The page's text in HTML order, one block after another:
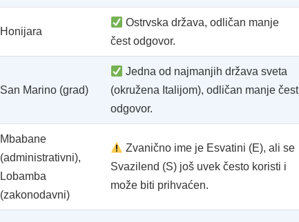
Honijara
Ostrvska država, odličan manje
čest odgovor.
San Marino (grad)
Jedna od najmanjih država sveta
(okružena Italijom), odličan manje čest
odgovor.
Mbabane
(administrativni),
Lobamba
(zakonodavni)
Zvanično ime je Esvatini (E), ali se
Svazilend (S) još uvek često koristi i
može biti prihvaćen.